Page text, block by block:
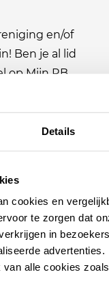
Details
cookies en
te zorgen dat
in
advertenties.
alle cookies
en/of
Ben je al lid
op Mijn RB